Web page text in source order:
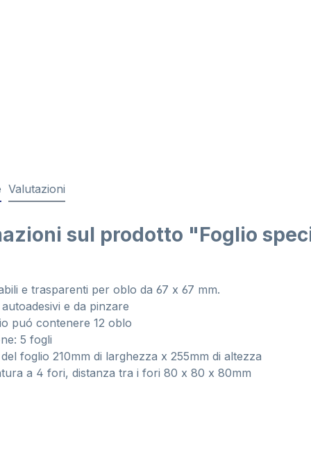
Valutazioni
sul prodotto "Foglio
e trasparenti per oblo da 67 x 67 mm.
e da pinzare
contenere 12 oblo
5 fogli
foglio 210mm di larghezza x 255mm di altezza
a 4 fori, distanza tra i fori 80 x 80 x 80mm